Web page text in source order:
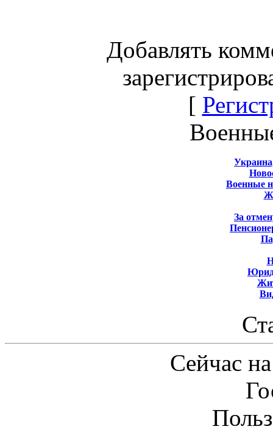
Добавлять
[
Военные
За
Сейчас